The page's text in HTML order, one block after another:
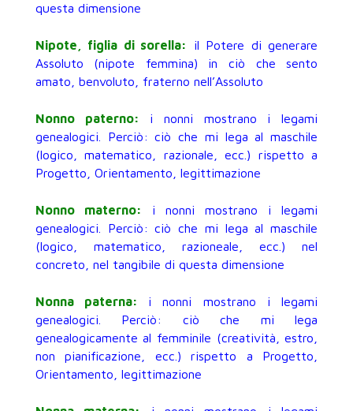
questa dimensione
Nipote, figlia di sorella:
il Potere di generare
Assoluto (nipote femmina) in ciò che sento
amato, benvoluto, fraterno nell’Assoluto
Nonno paterno: i nonni mostrano i legami
genealogici. Perciò: ciò che mi lega al maschile
(logico, matematico, razionale, ecc.) rispetto a
Progetto, Orientamento, legittimazione
Nonno materno:
i nonni mostrano i legami
genealogici. Perciò: ciò che mi lega al maschile
(logico, matematico, razioneale, ecc.) nel
concreto, nel tangibile di questa dimensione
Nonna paterna:
i nonni mostrano i legami
genealogici. Perciò: ciò che mi lega
genealogicamente al femminile (creatività, estro,
non pianificazione, ecc.) rispetto a Progetto,
Orientamento, legittimazione